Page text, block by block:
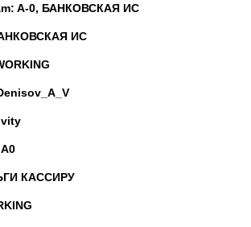
A-0, БАНКОВСКАЯ ИС
ИС
КАССИРУ